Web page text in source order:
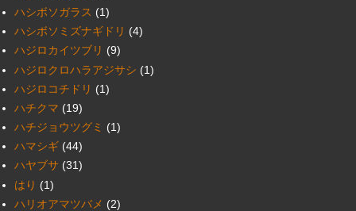
ハシボソガラス (1)
ハシボソミズナギドリ (4)
ハジロカイツブリ (9)
ハジロクロハラアジサシ (1)
ハジロコチドリ (1)
ハチクマ (19)
ハチジョウツグミ (1)
ハマシギ (44)
ハヤブサ (31)
はり (1)
ハリオアマツバメ (2)